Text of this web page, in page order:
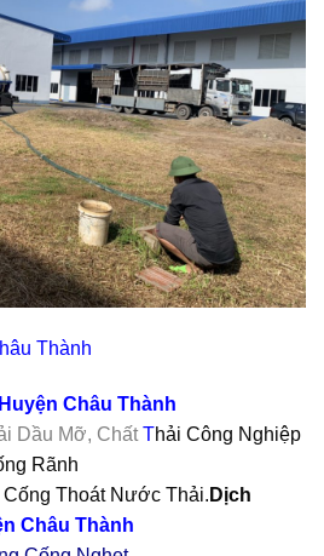
Thành
Huyện Châu Thành
Dầu Mỡ, ChấtThải Công Nghiệp
Rãnh
Thoát Nước Thải. Dịch
Châu Thành